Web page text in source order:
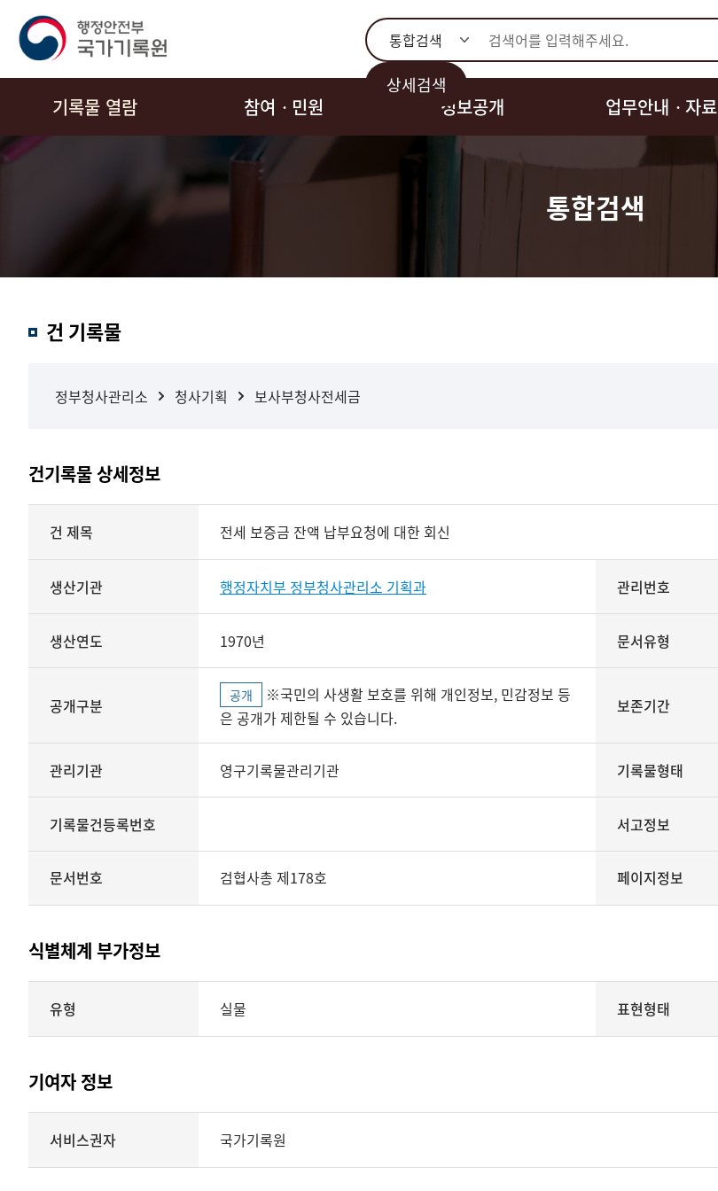
통합검색
상세검색
기록물 열람 참여ㆍ민원 정보공개 업무안내ㆍ자료
통합검색
검색건 기록물
정부청사관리소 청사기획 보사부청사전세금
건기록물 상세정보
건 제목 전세 보증금 잔액 납부요청에 대한 회신
생산기관 행정자치부 정부청사관리소 기획과 관리번호
생산연도 1970년 문서유형
공개구분 공개
은 공개가 제한될 수 있습니다.
보존기간
관리기관 영구기록물관리기관 기록물형태
기록물건등록번호 서고정보
문서번호 검협사총 제178호 페이지정보
식별체계 부가정보
부가정보의
유형
표현형태
제공
유형 실물 표현형태
기여자 정보
기여자
정보를
서비스권자 국가기록원